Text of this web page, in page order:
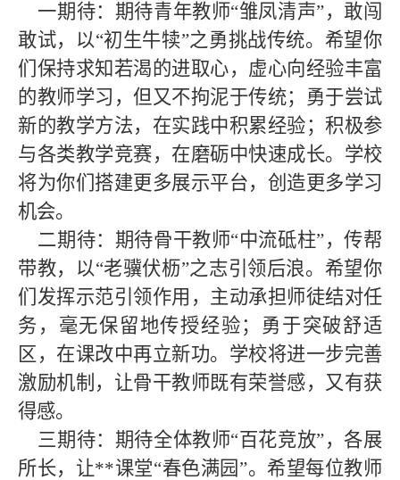
一期待：期待青年教师“雏凤清声”，敢闯
敢试，以“初生牛犊”之勇挑战传统。希望你
们保持求知若渴的进取心，虚心向经验丰富
的教师学习，但又不拘泥于传统；勇于尝试
新的教学方法，在实践中积累经验；积极参
与各类教学竞赛，在磨砺中快速成长。学校
将为你们搭建更多展示平台，创造更多学习
机会。
二期待：期待骨干教师“中流砥柱”，传帮
带教，以“老骥伏枥”之志引领后浪。希望你
们发挥示范引领作用，主动承担师徒结对任
务，毫无保留地传授经验；勇于突破舒适
区，在课改中再立新功。学校将进一步完善
激励机制，让骨干教师既有荣誉感，又有获
得感。
三期待：期待全体教师“百花竞放”，各展
所长，让**课堂“春色满园 ”。希望每位教师